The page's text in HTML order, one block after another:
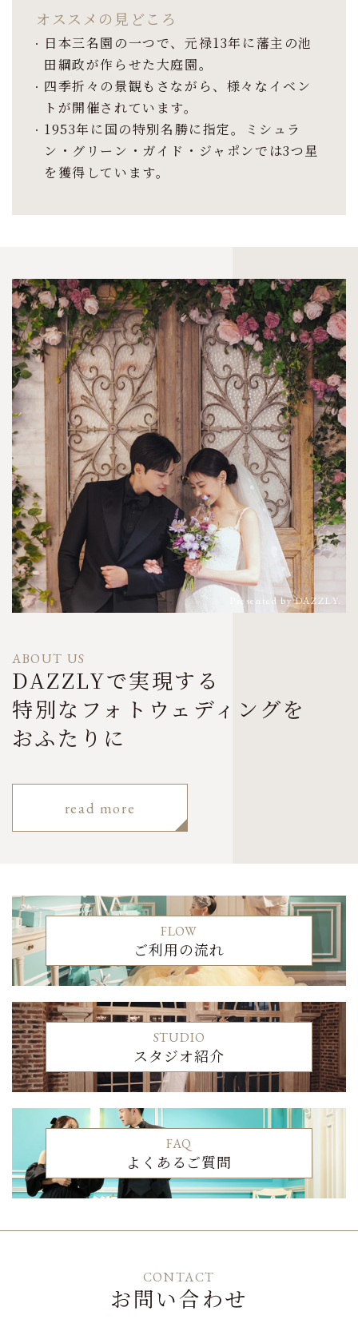
オススメの見どころ
日本三名園の一つで、元禄13年に藩主の池
田綱政が作らせた大庭園。
四季折々の景観もさながら、様々なイベン
トが開催されています。
1953年に国の特別名勝に指定。ミシュラ
ン・グリーン・ガイド・ジャポンでは3つ星
を獲得しています。
ABOUT US
DAZZLYで実現する
特別なフォトウェディングを
おふたりに
read more
FLOW
ご利用の流れ
STUDIO
スタジオ紹介
FAQ
よくあるご質問
CONTACT
お問い合わせ